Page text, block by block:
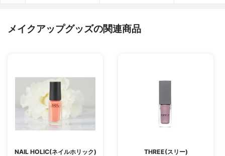
メイクアップグッズの関連商品
NAIL HOLIC(ネイルホリック)
THREE(スリー)